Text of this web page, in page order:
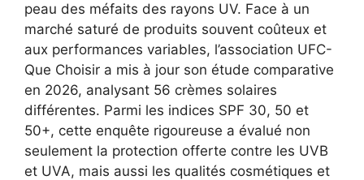
peau des méfaits des rayons UV. Face à un
marché saturé de produits souvent coûteux et
aux performances variables, l’association UFC-
Que Choisir a mis à jour son étude comparative
en 2026, analysant 56 crèmes solaires
différentes. Parmi les indices SPF 30, 50 et
50+, cette enquête rigoureuse a évalué non
seulement la protection offerte contre les UVB
et UVA, mais aussi les qualités cosmétiques et